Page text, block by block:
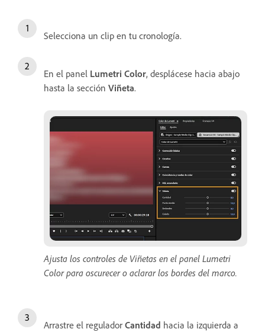
Selecciona un clip en tu cronología.
En el panel Lumetri Color, desplácese hacia abajo
hasta la sección Viñeta.
Ajusta los controles de Viñetas en el panel Lumetri
Color para oscurecer o aclarar los bordes del marco.
Arrastre el regulador Cantidad hacia la izquierda a